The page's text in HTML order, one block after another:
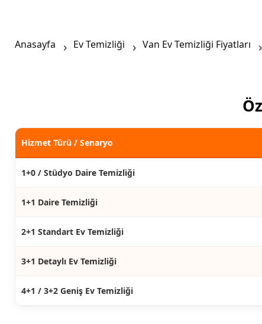
Anasayfa Ev Temizliği Van Ev Temizliği Fiyatları
Hizmet Türü / Senaryo
1+0 / Stüdyo Daire Temizliği
1+1 Daire Temizliği
2+1 Standart Ev Temizliği
3+1 Detaylı Ev Temizliği
4+1 / 3+2 Geniş Ev Temizliği